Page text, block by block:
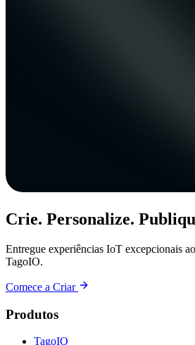
Crie. Personalize.
Entregue experiências IoT excepcionais
TagoIO.
Comece a Criar
Produtos
TagoIO